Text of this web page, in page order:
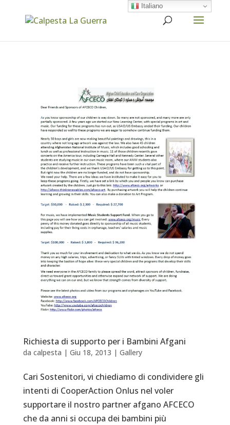
Richiesta di supporto per i Bambini Afgani
da calpesta | Giu 18, 2013 | Gallery
Cari Sostenitori, vi chiediamo di condividere gli
intenti di CooperAction Onlus nel voler
supportare il nostro partner afgano AFCECO
che da anni si occupa dei bambini più
Italiano